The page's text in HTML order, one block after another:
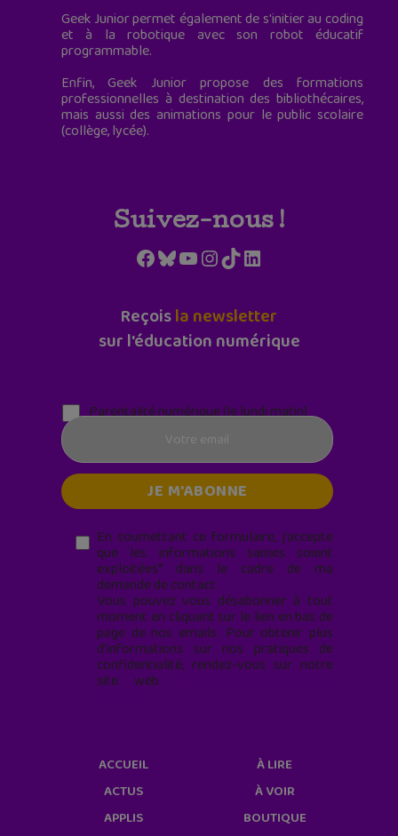
Geek Junior permet également de s'initier au coding
et à la robotique avec son robot éducatif
programmable.
Enfin, Geek Junior propose des formations
professionnelles à destination des bibliothécaires,
mais aussi des animations pour le public scolaire
(collège, lycée).
Suivez-nous !
Facebook
Bluesky
YouTube
Instagram
TikTokLinkedIn
Reçoisla newsletter
sur l'éducation numérique
Parentalité numérique (le lundi matin)
En soumettant ce formulaire, j’accepte
que les informations saisies soient
exploitées* dans le cadre de ma
demande de contact.
Vous pouvez vous désabonner à tout
moment en cliquant sur le lien en bas de
page de nos emails. Pour obtenir plus
d'informations sur nos pratiques de
confidentialité, rendez-vous sur notre
site web
ACCUEIL
ACTUS
APPLIS
À LIRE
À VOIR
BOUTIQUE